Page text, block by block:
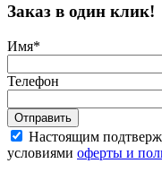
Заказ в один клик!
Имя*
Телефон
Отправить
Настоящим
условиями оферты и